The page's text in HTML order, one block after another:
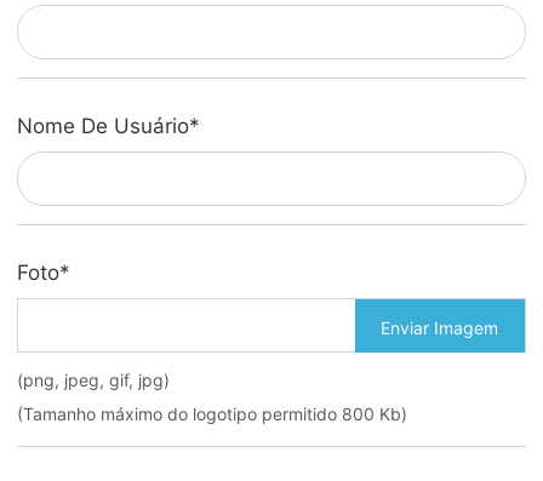
Nome De Usuário*
Foto*
Enviar Imagem
(png, jpeg, gif, jpg)
(Tamanho máximo do logotipo permitido 800 Kb)